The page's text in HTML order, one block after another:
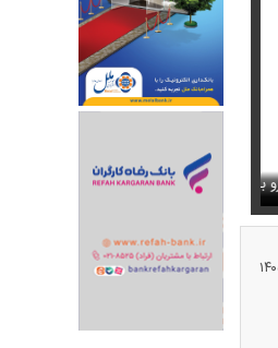
فیلم/ پزشکیان: دشمنان می‌دانند چه کسانی را
حذف خبر مربوط به محسن رضایی از